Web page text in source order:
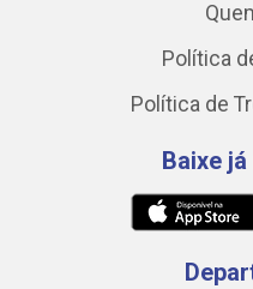
Política
Política de
Baixe